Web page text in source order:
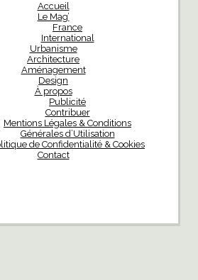
Accueil
Le Mag’
France
International
Urbanisme
Architecture
Aménagement
Design
À propos
Publicité
Contribuer
Mentions Légales & Conditions
Générales d’Utilisation
de Confidentialité & Cookies
Contact